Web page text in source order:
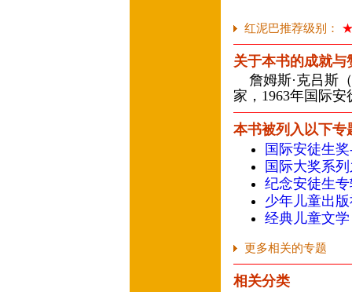
红泥巴推荐级别：
关于本书的成就与
詹姆斯·克吕斯（
家，1963年国际
本书被列入以下专
国际安徒生
国际大奖系
纪念安徒生
少年儿童出
经典儿童文学
更多相关的专题
相关分类